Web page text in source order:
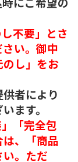
不要」とさ
い。御中
し」をお
者により
ます。
「完全包
、「商品
。ただ